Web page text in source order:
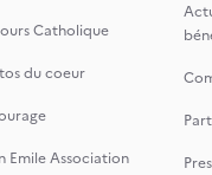
Catholique
du coeur
Emile Association